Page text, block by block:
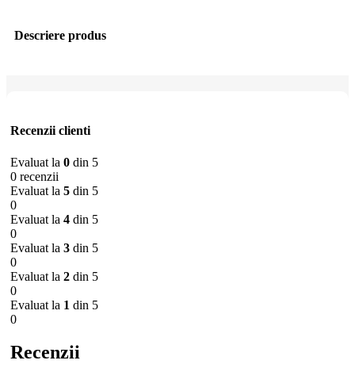
Descriere produs
Recenzii clienti
Evaluat la 0 din 5
0 recenzii
Evaluat la 5 din 5
0
Evaluat la 4 din 5
0
Evaluat la 3 din 5
0
Evaluat la 2 din 5
0
Evaluat la 1 din 5
0
Recenzii